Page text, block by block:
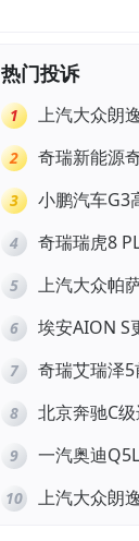
热门投诉
1
上汽大众朗
2
奇瑞新能源
拒绝三电质
3
小鹏汽车G3
4
奇瑞瑞虎8
5
上汽大众帕
6
埃安AION S
7
奇瑞艾瑞泽
8
北京奔驰C
9
一汽奥迪
10
上汽大众朗